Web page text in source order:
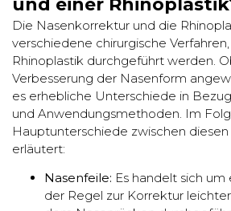
Die Nasenkorrektur und die
verschiedene chirurgische
Rhinoplastik durchgeführt werden.
Verbesserung der Nasenform
es erhebliche Unterschiede in
und Anwendungsmethoden. Im
Hauptunterschiede zwischen
erläutert:
Nasenfeile: Es handelt sich um
der Regel zur Korrektur